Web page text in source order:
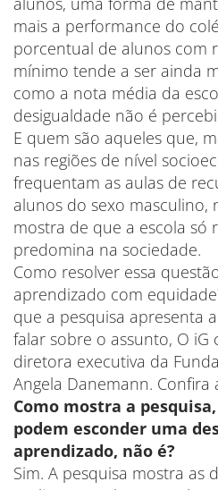
mais a performance do
porcentual de alunos com
mínimo tende a ser ainda
como a nota média da
desigualdade não é
E quem são aqueles que,
nas regiões de nível
frequentam as aulas de
alunos do sexo masculino,
mostra de que a escola só
predomina na sociedade.
Como resolver essa
aprendizado com
que a pesquisa apresenta
falar sobre o assunto, O iG
diretora executiva da
Angela Danemann. Confira
Como mostra a
podem esconder uma
aprendizado, não é?
Sim. A pesquisa mostra as